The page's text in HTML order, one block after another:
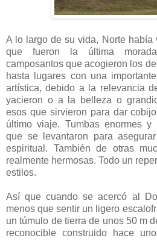
A lo largo de su vida, Norte había
que fueron la última
camposantos que acogieron los
hasta lugares con una
artística, debido a la relevancia
yacieron o a la belleza o
esos que sirvieron para dar
último viaje. Tumbas enormes y
que se levantaron para
espiritual. También de otras
realmente hermosas. Todo un
estilos.
Así que cuando se acercó al
menos que sentir un ligero
un túmulo de tierra de unos 50 m
reconocible construido hace